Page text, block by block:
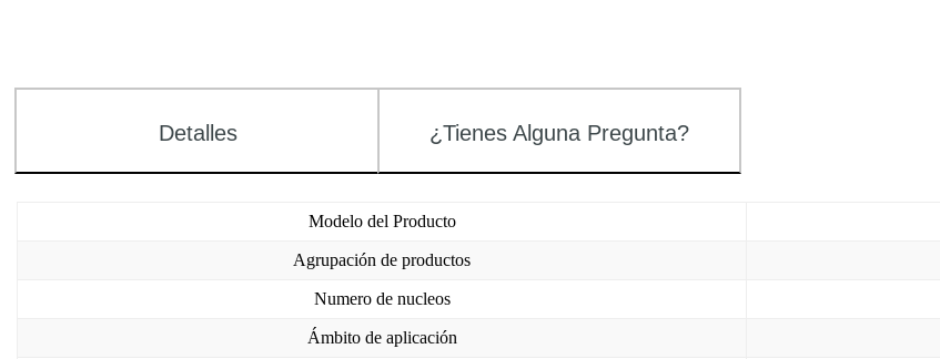
Detalles ¿Tienes Alguna Pregunta?
Modelo del Producto
Agrupación de productos
Numero de nucleos
Ámbito de aplicación